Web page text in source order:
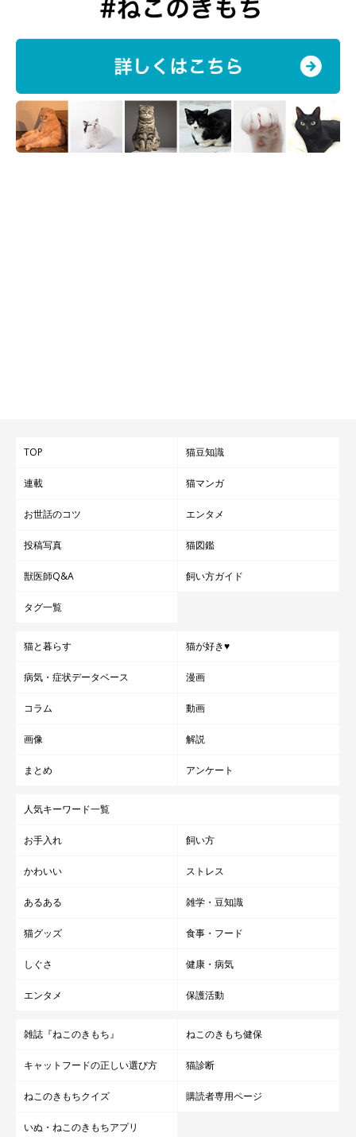
TOP 猫豆知識
連載 猫マンガ
お世話のコツ エンタメ
投稿写真 猫図鑑
獣医師Q&A 飼い方ガイド
タグ一覧
猫と暮らす 猫が好き♥
病気・症状データベース 漫画
コラム 動画
画像 解説
まとめ アンケート
人気キーワード一覧
お手入れ 飼い方
かわいい ストレス
あるある 雑学・豆知識
猫グッズ 食事・フード
しぐさ 健康・病気
エンタメ 保護活動
雑誌『ねこのきもち』 ねこのきもち健保
キャットフードの正しい選び方 猫診断
ねこのきもちクイズ 購読者専用ページ
いぬ・ねこのきもちアプリ